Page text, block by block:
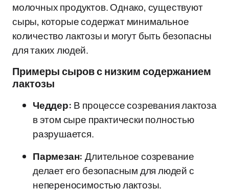
молочных продуктов. Однако, существуют
сыры, которые содержат минимальное
количество лактозы и могут быть безопасны
для таких людей.
Примеры сыров с низким содержанием
лактозы
Чеддер: В процессе созревания лактоза
в этом сыре практически полностью
разрушается.
Пармезан: Длительное созревание
делает его безопасным для людей с
непереносимостью лактозы.